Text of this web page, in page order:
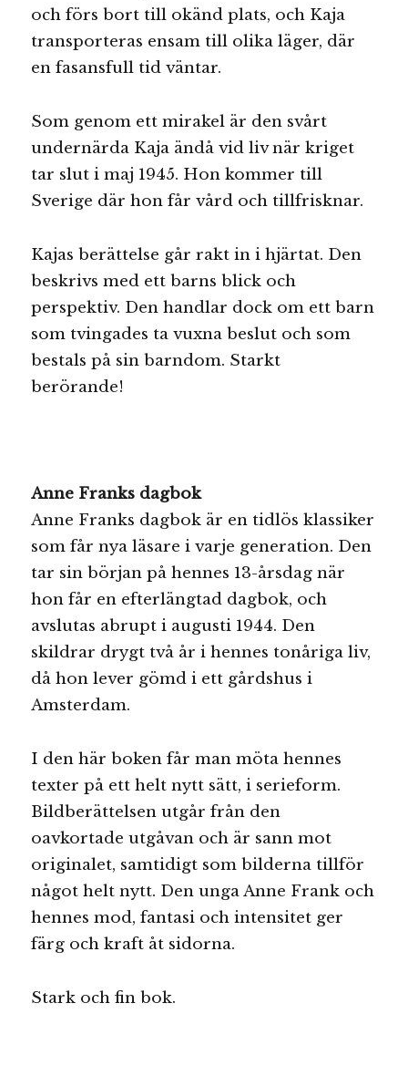
och förs bort till okänd plats, och Kaja
transporteras ensam till olika läger, där
en fasansfull tid väntar.
Som genom ett mirakel är den svårt
undernärda Kaja ändå vid liv när kriget
tar slut i maj 1945. Hon kommer till
Sverige där hon får vård och tillfrisknar.
Kajas berättelse går rakt in i hjärtat. Den
beskrivs med ett barns blick och
perspektiv. Den handlar dock om ett barn
som tvingades ta vuxna beslut och som
bestals på sin barndom. Starkt
berörande!
Anne Franks dagbok
Anne Franks dagbok är en tidlös klassiker
som får nya läsare i varje generation. Den
tar sin början på hennes 13-årsdag när
hon får en efterlängtad dagbok, och
avslutas abrupt i augusti 1944. Den
skildrar drygt två år i hennes tonåriga liv,
då hon lever gömd i ett gårdshus i
Amsterdam.
I den här boken får man möta hennes
texter på ett helt nytt sätt, i serieform.
Bildberättelsen utgår från den
oavkortade utgåvan och är sann mot
originalet, samtidigt som bilderna tillför
något helt nytt. Den unga Anne Frank och
hennes mod, fantasi och intensitet ger
färg och kraft åt sidorna.
Stark och fin bok.